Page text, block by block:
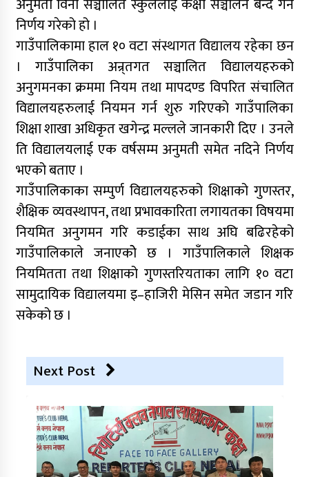
अनुमती विना सञ्चालित स्कुललाई कक्षा सञ्चालन बन्द गर्ने
निर्णय गरेको हो ।
गाउँपालिकामा हाल १० वटा संस्थागत विद्यालय रहेका छन
। गाउँपालिका अन्र्तगत सञ्चालित विद्यालयहरुको
अनुगमनका क्रममा नियम तथा मापदण्ड विपरित संचालित
विद्यालयहरुलाई नियमन गर्न शुरु गरिएको गाउँपालिका
शिक्षा शाखा अधिकृत खगेन्द्र मल्लले जानकारी दिए । उनले
ति विद्यालयलाई एक वर्षसम्म अनुमती समेत नदिने निर्णय
भएको बताए ।
गाउँपालिकाका सम्पुर्ण विद्यालयहरुको शिक्षाको गुणस्तर,
शैक्षिक व्यवस्थापन, तथा प्रभावकारिता लगायतका विषयमा
नियमित अनुगमन गरि कडाईका साथ अघि बढिरहेको
गाउँपालिकाले जनाएकोे छ । गाउँपालिकाले शिक्षक
नियमितता तथा शिक्षाको गुणस्तरियताका लागि १० वटा
सामुदायिक विद्यालयमा इ–हाजिरी मेसिन समेत जडान गरि
सकेको छ ।
Next Post